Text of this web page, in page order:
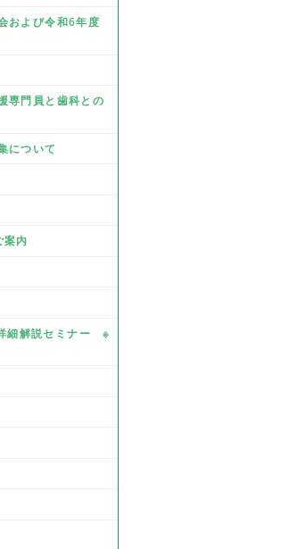
および令和6年度
専門員と歯科との
について
内
細解説セミナー ※